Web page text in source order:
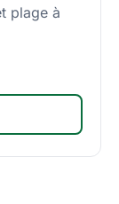
plage à